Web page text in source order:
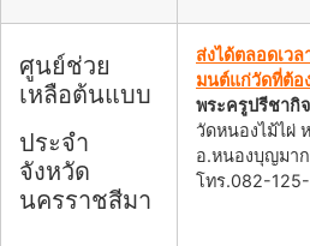
ศูนย์ช่วย
เหลือต้นแบบ
ประจำ
จังหวัด
นครราชสีมา
ส่งได้ตลอดเว
มนต์แก่วัดที่ต้อ
พระครูปรีชากิ
วัดหนองไม้ไผ่
อ.หนองบุญมา
โทร.082-